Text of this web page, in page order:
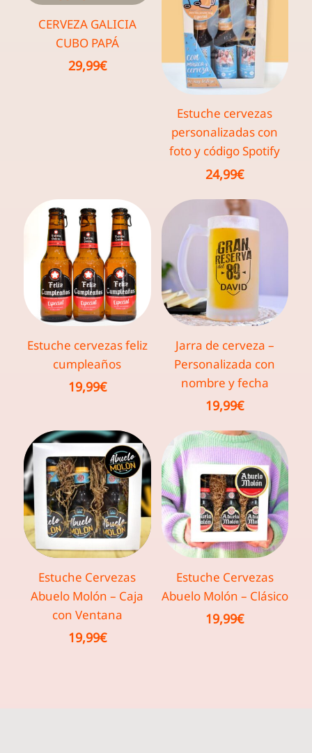
CERVEZA GALICIA
CUBO PAPÁ
29,99€
Estuche cervezas
personalizadas con
foto y código Spotify
24,99€
Estuche cervezas feliz
cumpleaños
19,99€
Jarra de cerveza –
Personalizada con
nombre y fecha
19,99€
Estuche Cervezas
Abuelo Molón – Caja
con Ventana
19,99€
Estuche Cervezas
Abuelo Molón – Clásico
19,99€